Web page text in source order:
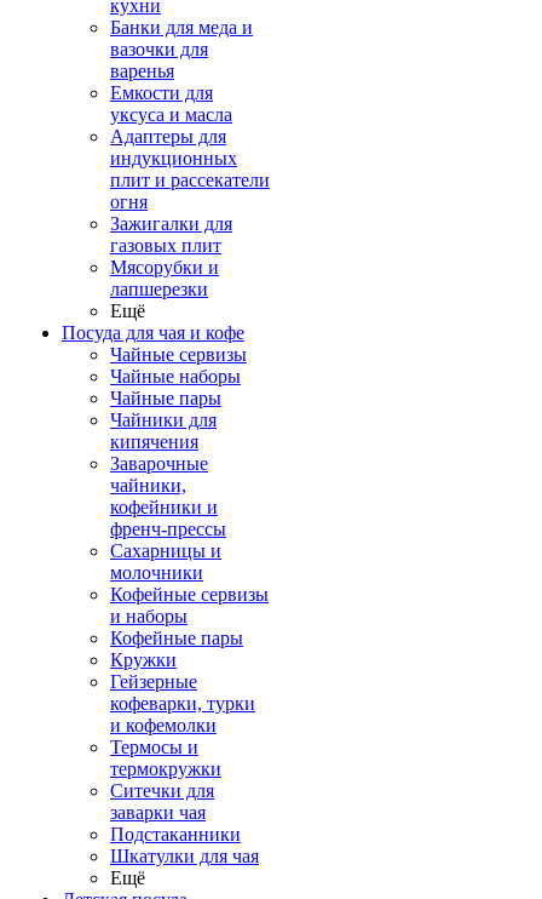
кухни
Банки для меда и
вазочки для
варенья
Емкости для
уксуса и масла
Адаптеры для
индукционных
плит и рассекатели
огня
Зажигалки для
газовых плит
Мясорубки и
лапшерезки
Ещё
Посуда для чая и кофе
Чайные сервизы
Чайные наборы
Чайные пары
Чайники для
кипячения
Заварочные
чайники,
кофейники и
френч-прессы
Сахарницы и
молочники
Кофейные сервизы
и наборы
Кофейные пары
Кружки
Гейзерные
кофеварки, турки
и кофемолки
Термосы и
термокружки
Ситечки для
заварки чая
Подстаканники
Шкатулки для чая
Ещё